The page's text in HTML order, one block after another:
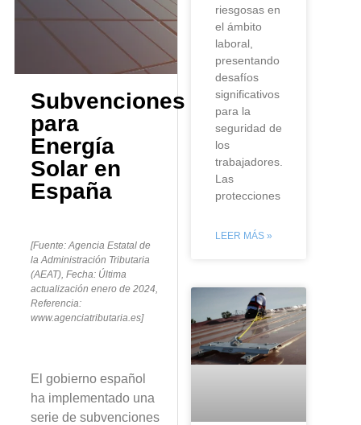
Subvenciones
para
Energía
Solar en
España
[Fuente: Agencia Estatal de
la Administración Tributaria
(AEAT), Fecha: Última
actualización enero de 2024,
Referencia:
www.agenciatributaria.es]
El gobierno español
ha implementado una
serie de subvenciones
riesgosas en
el ámbito
laboral,
presentando
desafíos
significativos
para la
seguridad de
los
trabajadores.
Las
protecciones
LEER MÁS »